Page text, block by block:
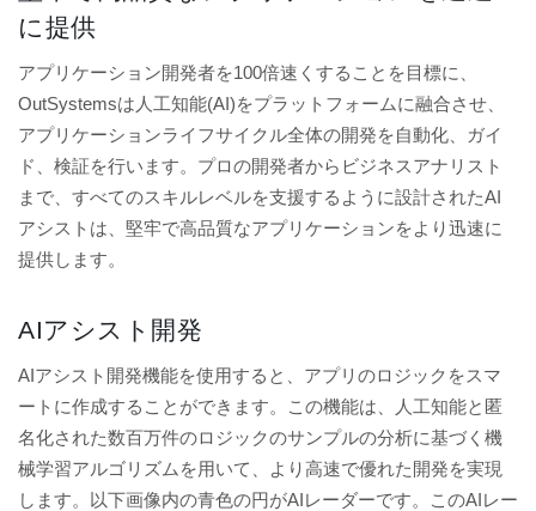
に提供
アプリケーション開発者を100倍速くすることを目標に、
OutSystemsは人工知能(AI)をプラットフォームに融合させ、
アプリケーションライフサイクル全体の開発を自動化、ガイ
ド、検証を行います。プロの開発者からビジネスアナリスト
まで、すべてのスキルレベルを支援するように設計されたAI
アシストは、堅牢で高品質なアプリケーションをより迅速に
提供します。
AIアシスト開発
AIアシスト開発機能を使用すると、アプリのロジックをスマ
ートに作成することができます。この機能は、人工知能と匿
名化された数百万件のロジックのサンプルの分析に基づく機
械学習アルゴリズムを用いて、より高速で優れた開発を実現
します。以下画像内の青色の円がAIレーダーです。このAIレー